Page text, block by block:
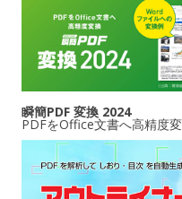
瞬簡PDF 変換 2024
PDFをOffice文書へ高精度